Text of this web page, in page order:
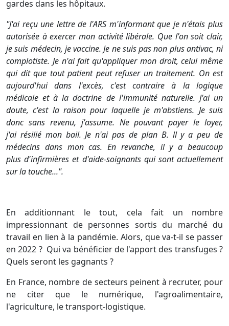
gardes dans les hôpitaux.
"J'ai reçu une lettre de l'ARS m'informant que je n'étais plus
autorisée à exercer mon activité libérale. Que l'on soit clair,
je suis médecin, je vaccine. Je ne suis pas non plus antivac, ni
complotiste. Je n'ai fait qu'appliquer mon droit, celui même
qui dit que tout patient peut refuser un traitement. On est
aujourd'hui dans l'excès, c'est contraire à la logique
médicale et à la doctrine de l'immunité naturelle. J'ai un
doute, c'est la raison pour laquelle je m'abstiens. Je suis
donc sans revenu, j'assume. Ne pouvant payer le loyer,
j'ai résilié mon bail. Je n'ai pas de plan B. ll y a peu de
médecins dans mon cas. En revanche, il y a beaucoup
plus d'infirmières et d'aide-soignants qui sont actuellement
sur la touche...".
En additionnant le tout, cela fait un nombre
impressionnant de personnes sortis du marché du
travail en lien à la pandémie. Alors, que va-t-il se passer
en 2022 ? Qui va bénéficier de l'apport des transfuges ?
Quels seront les gagnants ?
En France, nombre de secteurs peinent à recruter, pour
ne citer que le numérique, l'agroalimentaire,
l'agriculture, le transport-logistique.